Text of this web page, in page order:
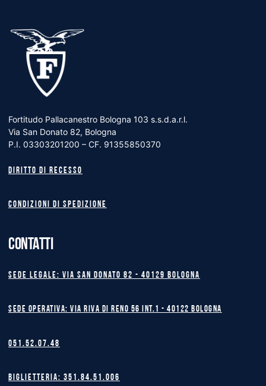
Fortitudo Pallacanestro Bologna 103 s.s.d.a.r.l.
Via San Donato 82, Bologna
P.I. 03303201200 – CF. 91355850370
Diritto di recesso
Condizioni di spedizione
CONTATTI
Sede legale: Via San Donato 82 - 40129 BOLOGNA
Sede operativa: Via Riva di Reno 56 int.1 - 40122 BOLOGNA
051.52.07.48
Biglietteria: 351.84.51.006